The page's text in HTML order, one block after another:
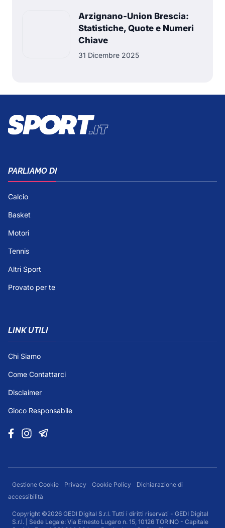
Arzignano-Union Brescia:
Statistiche, Quote e Numeri
Chiave
31 Dicembre 2025
PARLIAMO DI
Calcio
Basket
Motori
Tennis
Altri Sport
Provato per te
LINK UTILI
Chi Siamo
Come Contattarci
Disclaimer
Gioco Responsabile
Gestione Cookie Privacy Cookie Policy
Dichiarazione di
accessibilità
Copyright ©2026 GEDI Digital S.r.l. Tutti i diritti riservati - GEDI Digital
S.r.l. | Sede Legale: Via Ernesto Lugaro n. 15, 10126 TORINO - Capitale